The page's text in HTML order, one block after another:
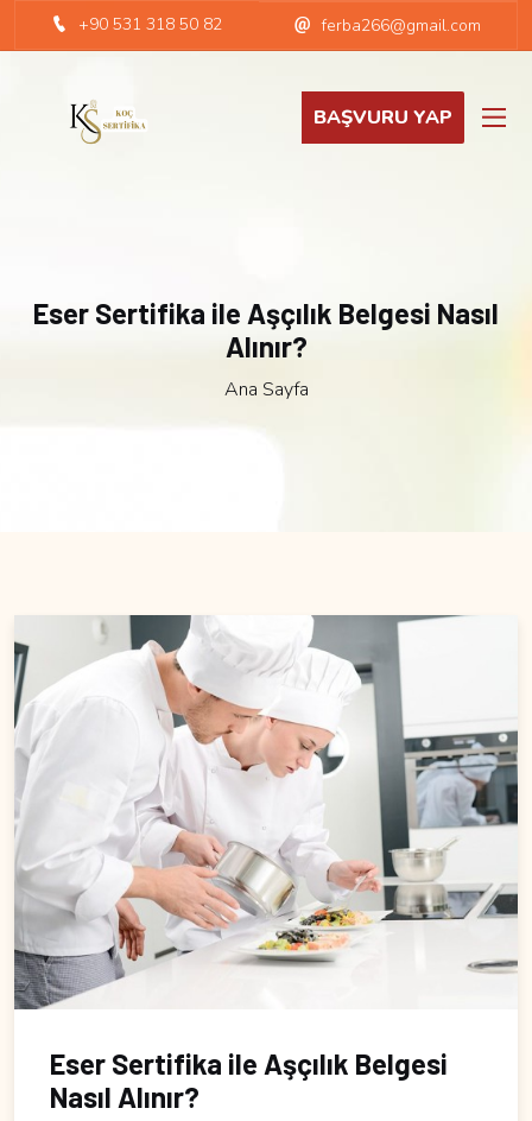
+90 531 318 50 82 ferba266@gmail.com
BAŞVURU YAP
Eser Sertifika ile Aşçılık Belgesi Nasıl
Alınır?
Ana Sayfa
Eser Sertifika ile Aşçılık Belgesi
Nasıl Alınır?